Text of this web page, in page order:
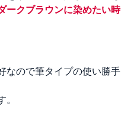
ークブラウンに染めたい時
なので筆タイプの使い勝手
。